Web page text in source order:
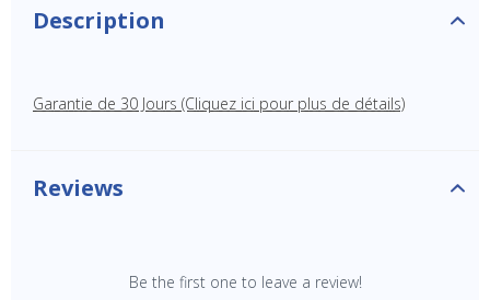
Description
Garantie de 30 Jours (Cliquez ici pour plus de détails)
Reviews
Be the first one to leave a review!